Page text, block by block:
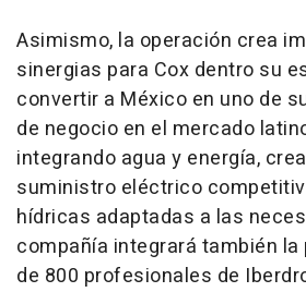
Asimismo, la operación crea
sinergias para Cox dentro su
convertir a México en uno de
de negocio en el mercado
integrando agua y energía,
suministro eléctrico
hídricas adaptadas a las
compañía integrará también
de 800 profesionales de